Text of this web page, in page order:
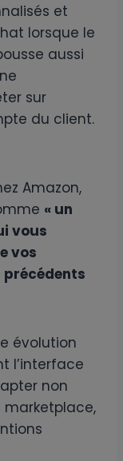
et
lorsque le
aussi
sur
du client.
Amazon,
« un
vous
vos
précédents
évolution
l’interface
non